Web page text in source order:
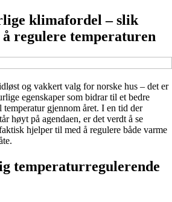
klimafordel – slik
regulere temperaturen
og vakkert valg for norske hus – det er
egenskaper som bidrar til et bedre
gjennom året. I en tid der
høyt på agendaen, er det verdt å se
hjelper til med å regulere både varme
temperaturregulerende